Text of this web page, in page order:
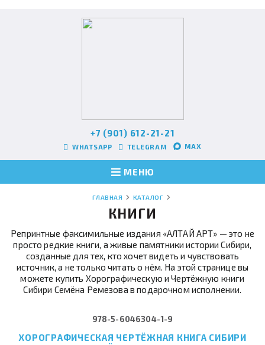
+7 (901) 612-21-21
WHATSAPP TELEGRAM MAX
МЕНЮ
ГЛАВНАЯ КАТАЛОГ
КНИГИ
Репринтные факсимильные издания «АЛТАЙ АРТ» — это не
просто редкие книги, а живые памятники истории Сибири,
созданные для тех, кто хочет видеть и чувствовать
источник, а не только читать о нём. На этой странице вы
можете купить Хорографическую и Чертёжную книги
Сибири Семёна Ремезова в подарочном исполнении.
978-5-6046304-1-9
ХОРОГРАФИЧЕСКАЯ ЧЕРТЁЖНАЯ КНИГА СИБИРИ